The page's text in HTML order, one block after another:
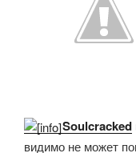
Soulcracked
видимо не может